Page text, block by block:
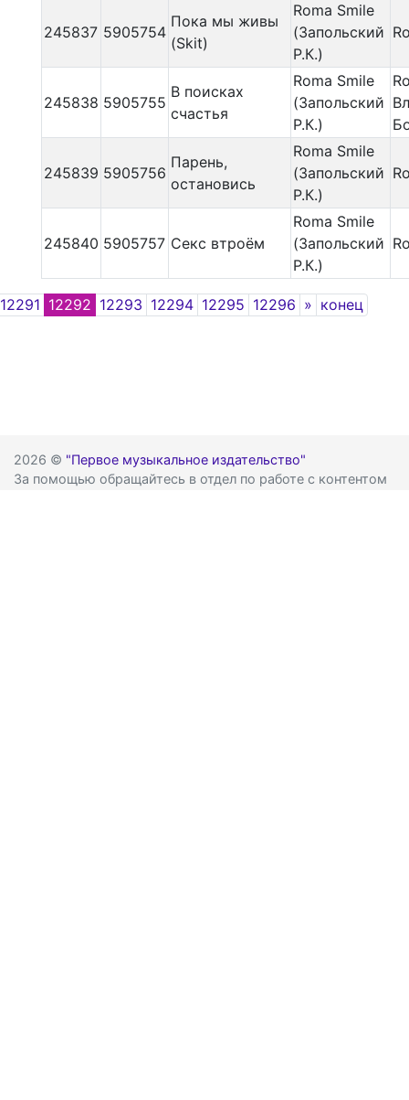
245837 5905754
Пока мы живы
(Skit)
Roma Smile
(Запольский
Р.К.)
245838 5905755
В поисках
счастья
Roma Smile
(Запольский
Р.К.)
245839 5905756
Парень,
остановись
Roma Smile
(Запольский
Р.К.)
245840 5905757 Секс втроём
Roma Smile
(Запольский
Р.К.)
12291 12292 12293 12294 12295 12296 » Next
конец
2026 © "Первое музыкальное издательство"
За помощью обращайтесь в отдел по работе с контентом